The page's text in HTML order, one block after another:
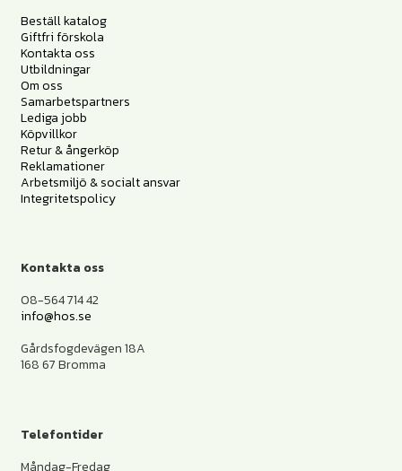
Beställ katalog
Giftfri förskola
Kontakta oss
Utbildningar
Om oss
Samarbetspartners
Lediga jobb
Köpvillkor
Retur & ångerköp
Reklamationer
Arbetsmiljö & socialt ansvar
Integritetspolicy
Kontakta oss
08-564 714 42
info@hos.se
Gårdsfogdevägen 18A
168 67 Bromma
Telefontider
Måndag-Fredag